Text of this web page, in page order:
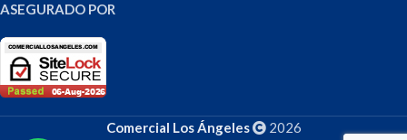
ASEGURADO POR
Comercial Los Ángeles 2026